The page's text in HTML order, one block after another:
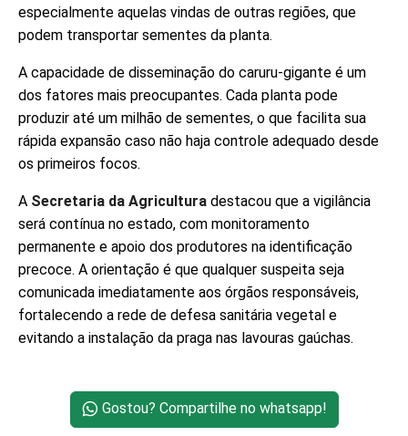
especialmente aquelas vindas de outras regiões, que
podem transportar sementes da planta.
A capacidade de disseminação do caruru-gigante é um
dos fatores mais preocupantes. Cada planta pode
produzir até um milhão de sementes, o que facilita sua
rápida expansão caso não haja controle adequado desde
os primeiros focos.
A Secretaria da Agricultura destacou que a vigilância
será contínua no estado, com monitoramento
permanente e apoio dos produtores na identificação
precoce. A orientação é que qualquer suspeita seja
comunicada imediatamente aos órgãos responsáveis,
fortalecendo a rede de defesa sanitária vegetal e
evitando a instalação da praga nas lavouras gaúchas.
Gostou? Compartilhe no whatsapp!